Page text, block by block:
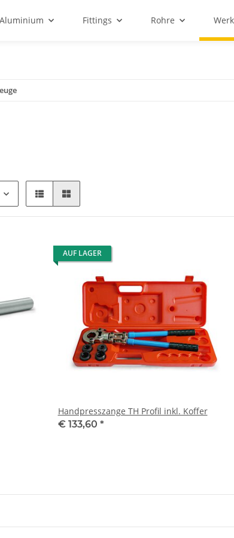
Aluminium Fittings Rohre
AUF LAGER
Handpresszange TH Profil inkl. Koffer
€ 133,60 *